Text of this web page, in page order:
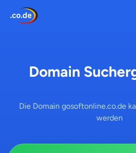
Domain
Die Domain gosoftonline.co.de
werden